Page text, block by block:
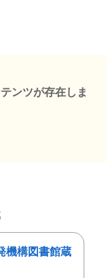
ンツが存在しま
機構図書館蔵